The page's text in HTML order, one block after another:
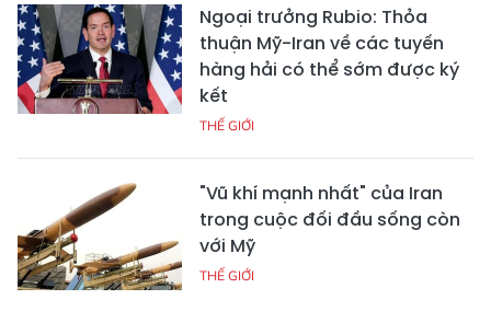
Ngoại trưởng Rubio: Thỏa
thuận Mỹ-Iran về các tuyến
hàng hải có thể sớm được ký
kết
THẾ GIỚI
"Vũ khí mạnh nhất" của Iran
trong cuộc đối đầu sống còn
với Mỹ
THẾ GIỚI